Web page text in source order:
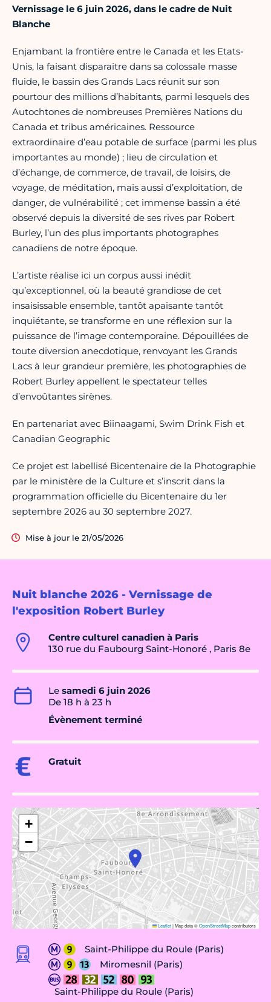
Nuit blanche 2026 - Vernissage de
l'exposition Robert Burley
Centre culturel canadien à Paris
130 rue du Faubourg Saint-Honoré , Paris 8e
Le samedi 6 juin 2026
De 18 h à 23 h
Évènement terminé
Gratuit
+
−
Leaflet|Map data ©OpenStreetMapcontributors
Saint-Philippe du Roule (Paris)
Miromesnil (Paris)
Saint-Philippe du Roule (Paris)
Vernissage le 6 juin 2026, dans le cadre de Nuit
Blanche
Enjambant la frontière entre le Canada et les Etats-
Unis, la faisant disparaitre dans sa colossale masse
fluide, le bassin des Grands Lacs réunit sur son
pourtour des millions d’habitants, parmi lesquels des
Autochtones de nombreuses Premières Nations du
Canada et tribus américaines. Ressource
extraordinaire d’eau potable de surface (parmi les plus
importantes au monde) ; lieu de circulation et
d’échange, de commerce, de travail, de loisirs, de
voyage, de méditation, mais aussi d’exploitation, de
danger, de vulnérabilité ; cet immense bassin a été
observé depuis la diversité de ses rives par Robert
Burley, l’un des plus importants photographes
canadiens de notre époque.
L’artiste réalise ici un corpus aussi inédit
qu’exceptionnel, où la beauté grandiose de cet
insaisissable ensemble, tantôt apaisante tantôt
inquiétante, se transforme en une réflexion sur la
puissance de l’image contemporaine. Dépouillées de
toute diversion anecdotique, renvoyant les Grands
Lacs à leur grandeur première, les photographies de
Robert Burley appellent le spectateur telles
d’envoûtantes sirènes.
En partenariat avec Biinaagami, Swim Drink Fish et
Canadian Geographic
Ce projet est labellisé Bicentenaire de la Photographie
par le ministère de la Culture et s’inscrit dans la
programmation officielle du Bicentenaire du 1er
septembre 2026 au 30 septembre 2027.
Mise à jour le 21/05/2026